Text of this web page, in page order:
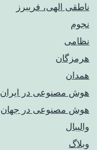
ناطقی الهی، فریبرز
نجوم
نظامی
هرمزگان
همدان
هوش مصنوعی در ایران
هوش مصنوعی در جهان
والیبال
وبلاگ